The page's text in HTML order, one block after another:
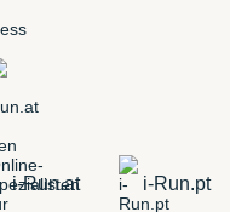
i-Run.at i-Run.pt